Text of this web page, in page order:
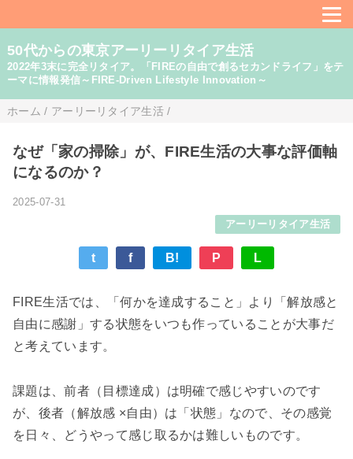
50代からの東京アーリーリタイア生活
2022年3末に完全リタイア。「FIREの自由で創るセカンドライフ」をテ
ーマに情報発信～FIRE-Driven Lifestyle Innovation～
ホーム / アーリーリタイア生活 /
なぜ「家の掃除」が、FIRE生活の大事な評価軸
になるのか？
2025-07-31
アーリーリタイア生活
t f B! P L
FIRE生活では、「何かを達成すること」より「解放感と
自由に感謝」する状態をいつも作っていることが大事だ
と考えています。
課題は、前者（目標達成）は明確で感じやすいのです
が、後者（解放感 ×自由）は「状態」なので、その感覚
を日々、どうやって感じ取るかは難しいものです。